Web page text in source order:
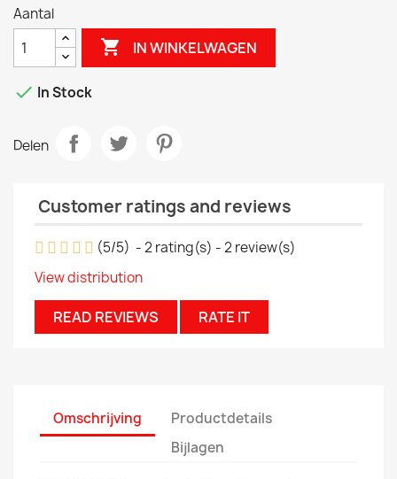
Aantal
 IN WINKELWAGEN
 In Stock
Delen
Customer ratings and reviews
(5/5) -2rating(s) -2review(s)
View distribution
READ REVIEWS RATE IT
Omschrijving
Productdetails
Bijlagen